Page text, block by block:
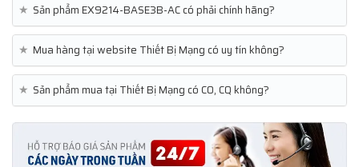
★ Sản phẩm EX9214-BASE3B-AC có phải chính hãng?
★ Mua hàng tại website Thiết Bị Mạng có uy tín không?
★ Sản phẩm mua tại Thiết Bị Mạng có CO, CQ không?